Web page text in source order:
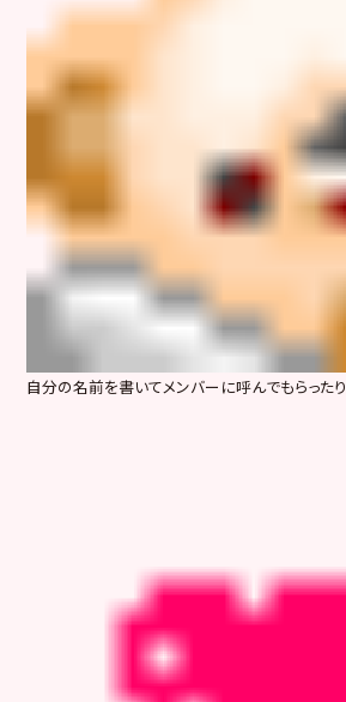
自分の名前を書いてメンバーに呼んでもらったり